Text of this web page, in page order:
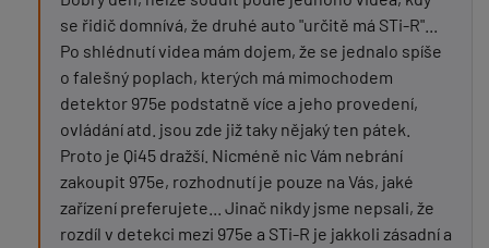
se řidič domnívá, že druhé auto "určitě má STi-R"...
Po shlédnutí videa mám dojem, že se jednalo spíše
o falešný poplach, kterých má mimochodem
detektor 975e podstatně více a jeho provedení,
ovládání atd. jsou zde již taky nějaký ten pátek.
Proto je Qi45 dražší. Nicméně nic Vám nebrání
zakoupit 975e, rozhodnutí je pouze na Vás, jaké
zařízení preferujete... Jinač nikdy jsme nepsali, že
rozdíl v detekci mezi 975e a STi-R je jakkoli zásadní a